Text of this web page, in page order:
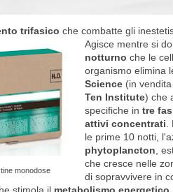
trifasico che combatte gli
monodose
Agisce mentre si
notturno che le
organismo elimina
Science (in
Ten Institute) che
specifiche in tre
attivi concentrati.
le prime 10 notti,
phytoplancton,
che cresce nelle
di sopravvivere in